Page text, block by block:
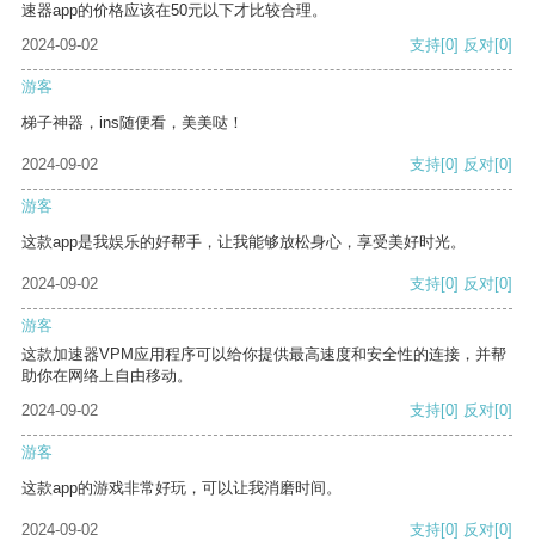
速器app的价格应该在50元以下才比较合理。
2024-09-02
支持[0] 反对[0]
游客
梯子神器，ins随便看，美美哒！
2024-09-02 支持[0] 反对[0]
游客
这款app是我娱乐的好帮手，让我能够放松身心，享受美好时光。
2024-09-02 支持[0] 反对[0]
游客
这款加速器VPM应用程序可以给你提供最高速度和安全性的连接，并帮
助你在网络上自由移动。
2024-09-02
支持[0] 反对[0]
游客
这款app的游戏非常好玩，可以让我消磨时间。
2024-09-02 支持[0] 反对[0]